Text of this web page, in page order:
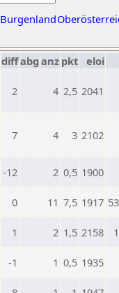
Burgenland
diffabg anz pkt eloi
2 4 2,5 2041
7 4 3 2102
-12 2 0,5 1900
0 11 7,5 1917
1 2 1,5 2158
-1 1 0,5 1935